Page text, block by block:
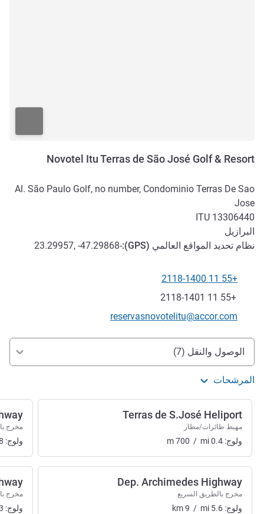
Novotel Itu Terras de São José Golf & Resort
Al. São Paulo Golf, no number, Condominio Terras De Sao
Jose
13306440
ITU
البرازيل
نظام تحديد المواقع العالمي (GPS
):
-23.29957, -47.29868
الهاتف
+55 11 2118-1400
فاكس
+55 11 2118-1401
تواصل معنا عبر البريد الإلكتروني
reservasnovotelitu@accor.com
الوصول والتنقل
الوصول والنقل (7)
المرشحات
Terras de S.José Heliport
مهبط طائرات/مطار
ولوج: m700 / mi0.4
Dep. Archimedes Highway
مخرج بالطريق السريع
ولوج: km9 / mi 5.6
مخرج
ولوج:
مخرج
ولوج: